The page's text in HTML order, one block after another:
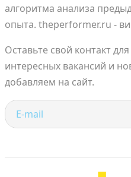
алгоритма анализа
опыта. theperformer.ru -
Оставьте свой контакт
интересных вакансий и
добавляем на сайт.